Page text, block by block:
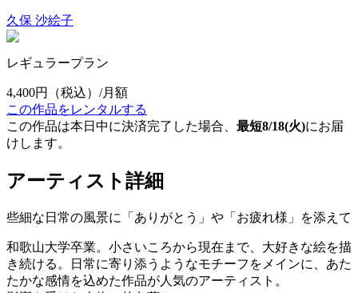
久保 沙絵子
レギュラープラン
4,400円
（税込）/月額
この作品をレンタルする
この作品は本日中に決済完了した場合、 最短8/18(火)にお届
けします。
アーティスト詳細
些細な日常の風景に「ありがとう」や「お疲れ様」を添えて
和歌山大学卒業。小さいころから現在まで、大好きな絵を描
き続ける。日常に寄り添うようなモチーフをメインに、あた
たかな感情を込めた作品が人気のアーティスト。